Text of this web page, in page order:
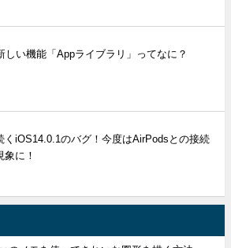
しい機能「Appライブラリ」ってなに？
くiOS14.0.1のバグ！今度はAirPodsとの接続
象に！